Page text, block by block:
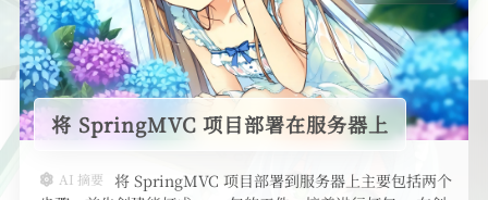
将 SpringMVC 项目部署在服务器上
AI 摘要
将 SpringMVC 项目部署到服务器上主要包括两个